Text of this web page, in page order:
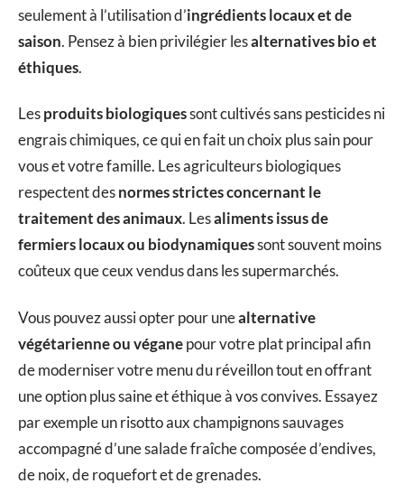
seulement à l’utilisation d’ingrédients locaux et de
saison. Pensez à bien privilégier lesalternatives bio et
éthiques.
Lesproduits biologiquessont cultivés sans pesticides ni
engrais chimiques, ce qui en fait un choix plus sain pour
vous et votre famille. Les agriculteurs biologiques
respectent desnormes strictes concernant le
traitement des animaux. Lesaliments issus de
fermiers locaux ou biodynamiquessont souvent moins
coûteux que ceux vendus dans les supermarchés.
Vous pouvez aussi opter pour unealternative
végétarienne ou véganepour votre plat principal afin
de moderniser votre menu du réveillon tout en offrant
une option plus saine et éthique à vos convives. Essayez
par exemple un risotto aux champignons sauvages
accompagné d’une salade fraîche composée d’endives,
de noix, de roquefort et de grenades.